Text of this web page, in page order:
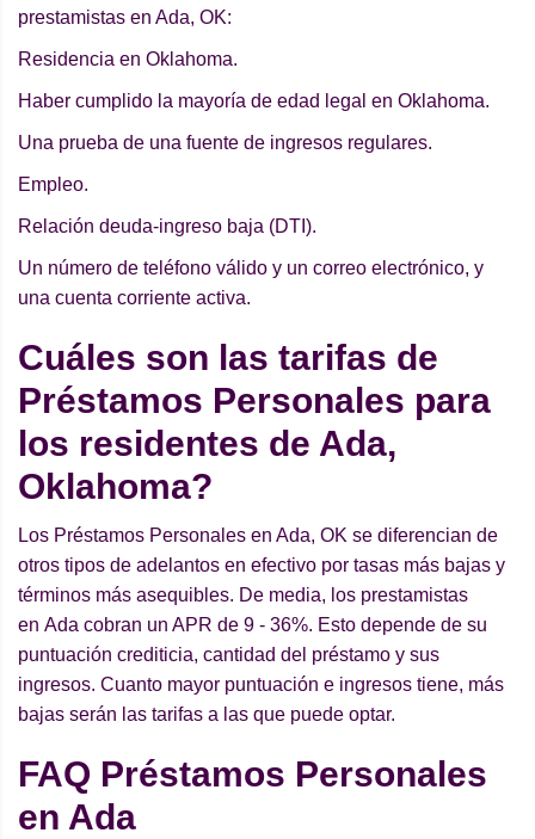
prestamistas en Ada, OK:
Residencia en Oklahoma.
Haber cumplido la mayoría de edad legal en Oklahoma.
Una prueba de una fuente de ingresos regulares.
Empleo.
Relación deuda-ingreso baja (DTI).
Un número de teléfono válido y un correo electrónico, y
una cuenta corriente activa.
Cuáles son las tarifas de
Préstamos Personales para
los residentes de Ada,
Oklahoma?
Los Préstamos Personales en Ada, OK se diferencian de
otros tipos de adelantos en efectivo por tasas más bajas y
términos más asequibles. De media, los prestamistas
en Ada cobran un APR de 9 - 36%. Esto depende de su
puntuación crediticia, cantidad del préstamo y sus
ingresos. Cuanto mayor puntuación e ingresos tiene, más
bajas serán las tarifas a las que puede optar.
FAQ Préstamos Personales
en Ada